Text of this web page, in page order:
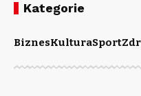
Kategorie
BiznesKulturaSport